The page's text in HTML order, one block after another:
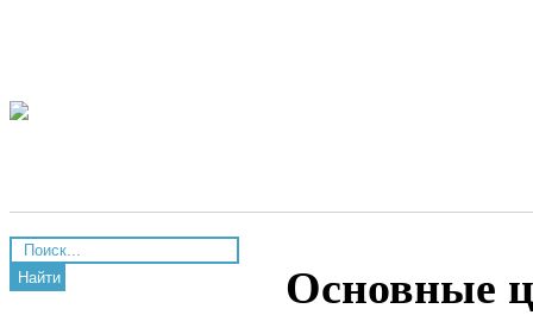
Найти Основные